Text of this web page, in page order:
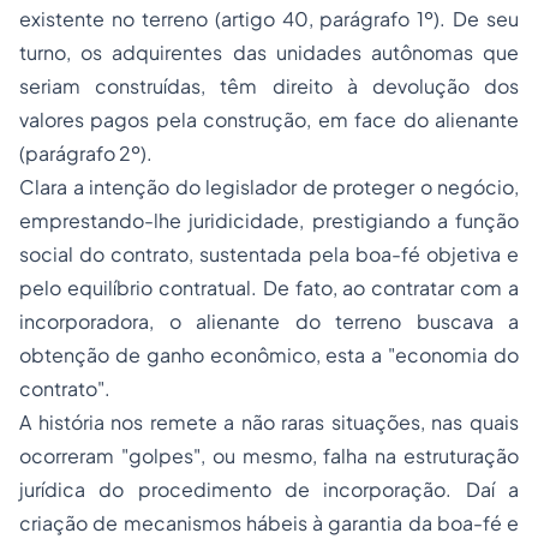
existente no terreno (artigo 40, parágrafo 1º). De seu
turno, os adquirentes das unidades autônomas que
seriam construídas, têm direito à devolução dos
valores pagos pela construção, em face do alienante
(parágrafo 2º).
Clara a intenção do legislador de proteger o negócio,
emprestando-lhe juridicidade, prestigiando a função
social do contrato, sustentada pela boa-fé objetiva e
pelo equilíbrio contratual. De fato, ao contratar com a
incorporadora, o alienante do terreno buscava a
obtenção de ganho econômico, esta a "economia do
contrato".
A história nos remete a não raras situações, nas quais
ocorreram "golpes", ou mesmo, falha na estruturação
jurídica do procedimento de incorporação. Daí a
criação de mecanismos hábeis à garantia da boa-fé e